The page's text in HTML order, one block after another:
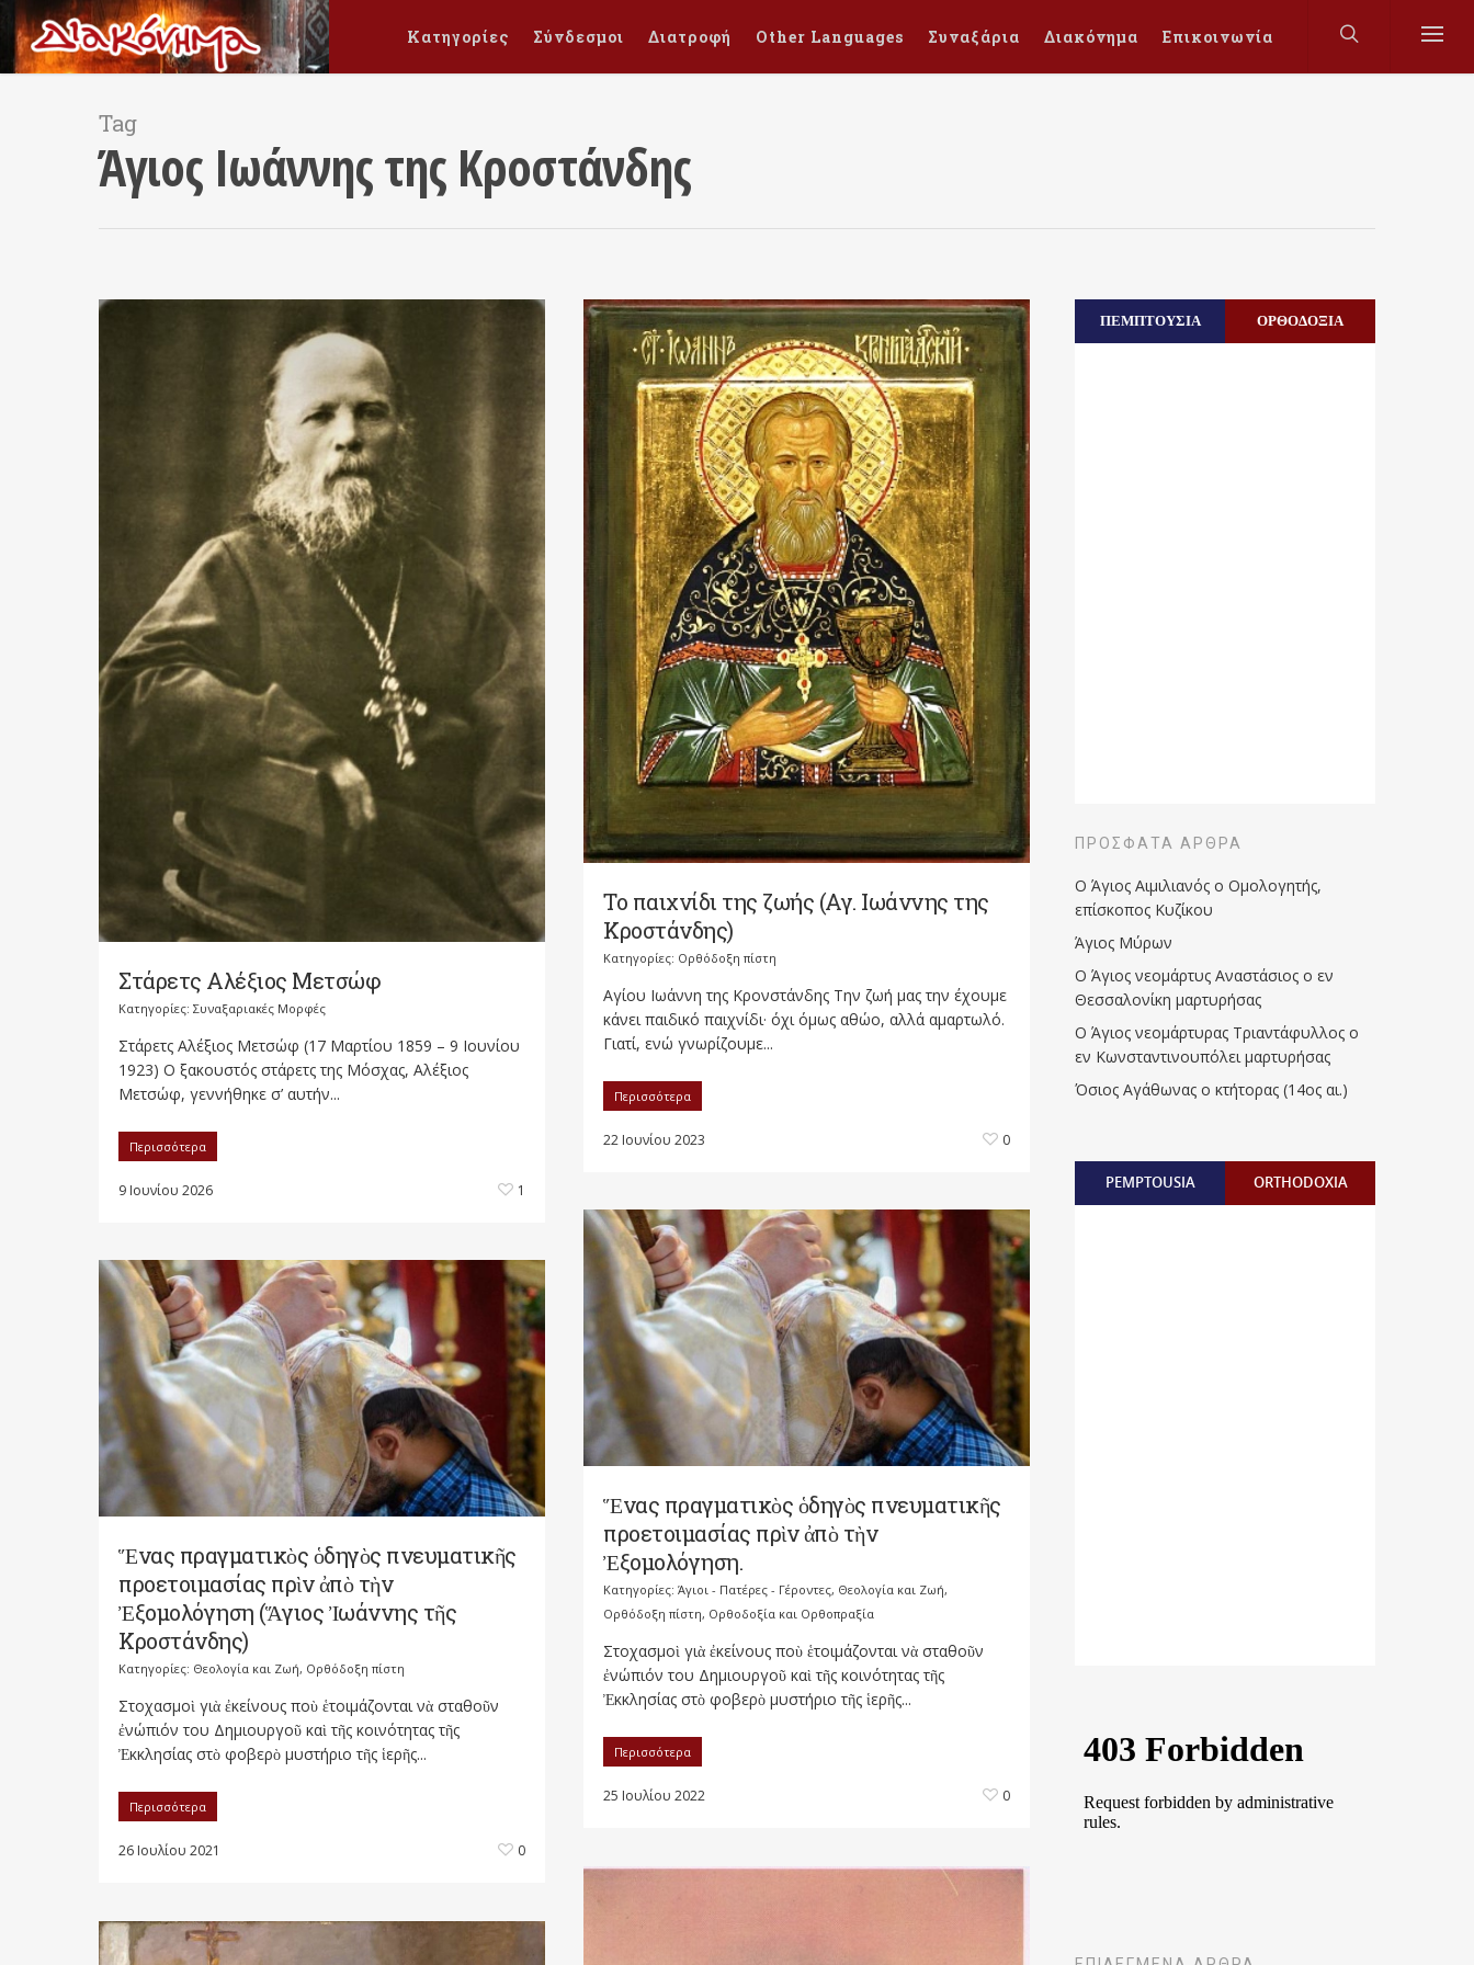
Κατηγορίες Σύνδεσμοι Διατροφή Other Languages Συναξάρια Διακόνημα Επικοινωνία
Tag
Άγιος Ιωάννης της Κροστάνδης
Στάρετς Αλέξιος Μετσώφ
Κατηγορίες: Συναξαριακές Μορφές
Στάρετς Αλέξιος Μετσώφ (17 Μαρτίου 1859 – 9 Ιουνίου
1923) Ο ξακουστός στάρετς της Μόσχας, Αλέξιος
Μετσώφ, γεννήθηκε σ’ αυτήν...
Περισσότερα
9 Ιουνίου 2026 1
Το παιχνίδι της ζωής (Αγ. Ιωάννης της
Κροστάνδης)
Κατηγορίες: Ορθόδοξη πίστη
Αγίου Ιωάννη της Κρονστάνδης Την ζωή μας την έχουμε
κάνει παιδικό παιχνίδι· όχι όμως αθώο, αλλά αμαρτωλό.
Γιατί, ενώ γνωρίζουμε...
Περισσότερα
22 Ιουνίου 2023 0
Ἕνας πραγματικὸς ὁδηγὸς πνευματικῆς
προετοιμασίας πρὶν ἀπὸ τὴν
Ἐξομολόγηση.
Κατηγορίες: Άγιοι - Πατέρες - Γέροντες, Θεολογία και Ζωή,
Ορθόδοξη πίστη, Ορθοδοξία και Ορθοπραξία
Στοχασμοὶ γιὰ ἐκείνους ποὺ ἑτοιμάζονται νὰ σταθοῦν
ἐνώπιόν του Δημιουργοῦ καὶ τῆς κοινότητας τῆς
Ἐκκλησίας στὸ φοβερὸ μυστήριο τῆς ἱερῆς...
Περισσότερα
25 Ιουλίου 2022 0
Ἕνας πραγματικὸς ὁδηγὸς πνευματικῆς
προετοιμασίας πρὶν ἀπὸ τὴν
Ἐξομολόγηση (Ἅγιος Ἰωάννης τῆς
Κροστάνδης)
Κατηγορίες: Θεολογία και Ζωή, Ορθόδοξη πίστη
Στοχασμοὶ γιὰ ἐκείνους ποὺ ἑτοιμάζονται νὰ σταθοῦν
ἐνώπιόν του Δημιουργοῦ καὶ τῆς κοινότητας τῆς
Ἐκκλησίας στὸ φοβερὸ μυστήριο τῆς ἱερῆς...
Περισσότερα
26 Ιουλίου 2021 0
ΠΕΜΠΤΟΥΣΙΑ ΟΡΘΟΔΟΞΙΑ
ΠΡΌΣΦΑΤΑ ΆΡΘΡΑ
Ο Άγιος Αιμιλιανός ο Ομολογητής,
επίσκοπος Κυζίκου
Άγιος Μύρων
Ο Άγιος νεομάρτυς Αναστάσιος ο εν
Θεσσαλονίκη μαρτυρήσας
Ο Άγιος νεομάρτυρας Τριαντάφυλλος ο
εν Κωνσταντινουπόλει μαρτυρήσας
Όσιος Αγάθωνας ο κτήτορας (14ος αι.)
PEMPTOUSIA ORTHODOXIA